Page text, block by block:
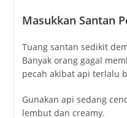
Masukkan Santan
Tuang santan sedikit
Banyak orang gagal
pecah akibat api terlalu
Gunakan api sedang
lembut dan creamy.